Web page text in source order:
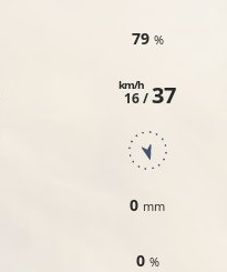
79 %
16 /
km/h 37
0 mm
0 %